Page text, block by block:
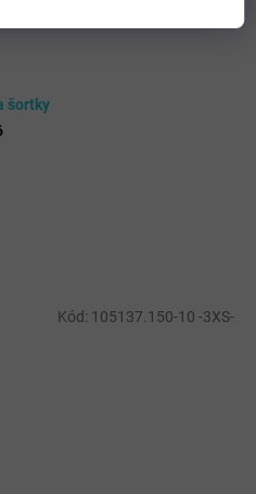
Kód: 105137.150-10 -3XS-
šortky